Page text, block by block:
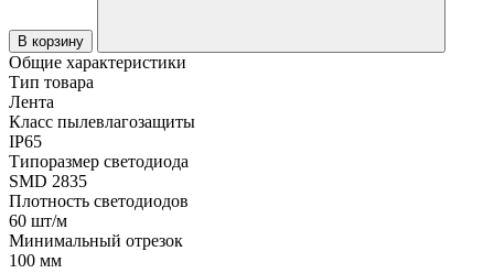
В корзину
Общие характеристики
Тип товара
Лента
Класс пылевлагозащиты
IP65
Типоразмер светодиода
SMD 2835
Плотность светодиодов
60 шт/м
Минимальный отрезок
100 мм